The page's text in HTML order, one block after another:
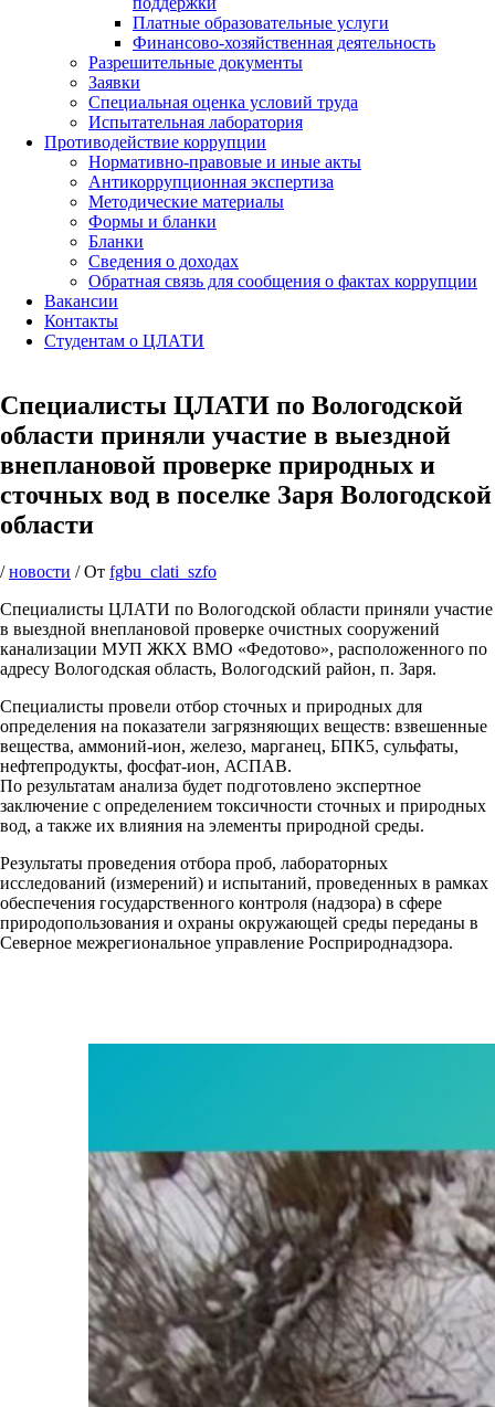
Платные образовательные услуги
Финансово-хозяйственная деятельность
Разрешительные документы
Заявки
Специальная оценка условий труда
Испытательная лаборатория
Противодействие коррупции
Нормативно-правовые и иные акты
Антикоррупционная экспертиза
Методические материалы
Формы и бланки
Бланки
Сведения о доходах
Обратная связь для сообщения о фактах коррупции
Вакансии
Контакты
Студентам о ЦЛАТИ
Специалисты ЦЛАТИ по Вологодской
области приняли участие в выездной
внеплановой проверке природных и
сточных вод в поселке Заря Вологодской
области
/новости / От fgbu_clati_szfo
Специалисты ЦЛАТИ по Вологодской области приняли участие
в выездной внеплановой проверке очистных сооружений
канализации МУП ЖКХ ВМО «Федотово», расположенного по
адресу Вологодская область, Вологодский район, п. Заря.
Специалисты провели отбор сточных и природных для
определения на показатели загрязняющих веществ: взвешенные
вещества, аммоний-ион, железо, марганец, БПК5, сульфаты,
нефтепродукты, фосфат-ион, АСПАВ.
По результатам анализа будет подготовлено экспертное
заключение с определением токсичности сточных и природных
вод, а также их влияния на элементы природной среды.
Результаты проведения отбора проб, лабораторных
исследований (измерений) и испытаний, проведенных в рамках
обеспечения государственного контроля (надзора) в сфере
природопользования и охраны окружающей среды переданы в
Северное межрегиональное управление Росприроднадзора.